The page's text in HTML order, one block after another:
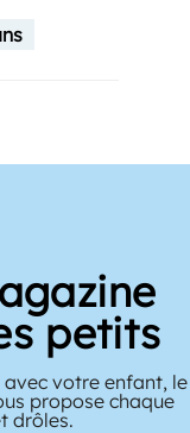
petits
votre enfant, le
propose chaque
drôles.